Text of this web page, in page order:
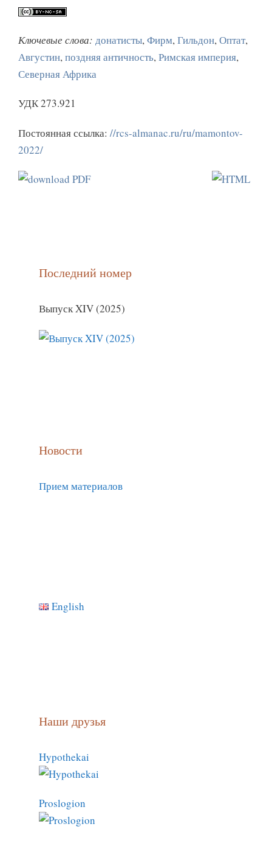
Ключевые слова: донатисты,Фирм,Гильдон,Оптат,
Августин,поздняя античность,Римская империя,
Северная Африка
УДК 273.921
Постоянная ссылка: //rcs-almanac.ru/ru/mamontov-
2022/
Последний номер
Выпуск XIV (2025)
Новости
Прием материалов
English
Наши друзья
Hypothekai
Proslogion